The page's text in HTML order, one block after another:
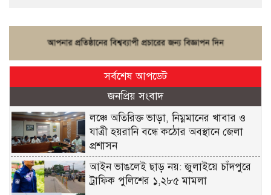
সর্বশেষ আপডেট
জনপ্রিয় সংবাদ
লঞ্চে অতিরিক্ত ভাড়া, নিম্নমানের খাবার ও
যাত্রী হয়রানি বন্ধে কঠোর অবস্থানে জেলা
প্রশাসন
আইন ভাঙলেই ছাড় নয়: জুলাইয়ে চাঁদপুরে
ট্রাফিক পুলিশের ১,২৮৫ মামলা